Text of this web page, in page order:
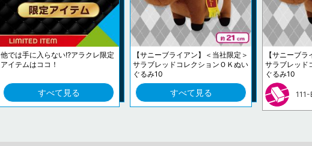
他では手に入らない!?アラクレ限定
アイテムはココ！
すべて見る
【サニーブライアン】＜当社限定＞
サラブレッドコレクションＯＫぬい
ぐるみ10
すべて見る
【サニーブ
サラブレッド
ぐるみ10
111-